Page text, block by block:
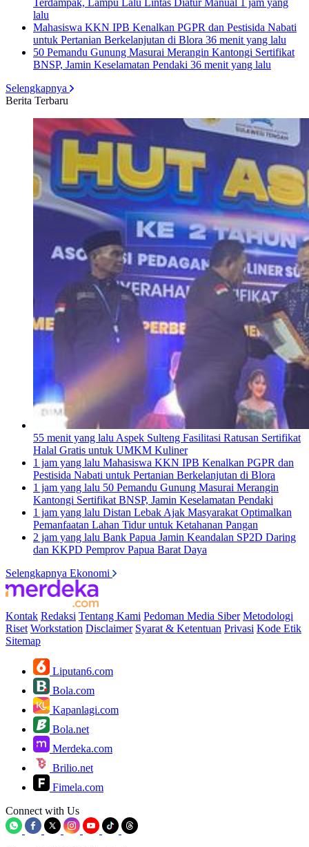
Terdampak, Lampu Lalu Lintas Diatur Manual 1 jam yang
lalu
Mahasiswa KKN IPB Kenalkan PGPR dan Pestisida Nabati
untuk Pertanian Berkelanjutan di Blora 36 menit yang lalu
50 Pemandu Gunung Masurai Merangin Kantongi Sertifikat
BNSP, Jamin Keselamatan Pendaki 36 menit yang lalu
Selengkapnya
Berita Terbaru
55 menit yang laluAspek Sulteng Fasilitasi Ratusan Sertifikat
Halal Gratis untuk UMKM Kuliner
1 jam yang lalu Mahasiswa KKN IPB Kenalkan PGPR dan
Pestisida Nabati untuk Pertanian Berkelanjutan di Blora
1 jam yang lalu 50 Pemandu Gunung Masurai Merangin
Kantongi Sertifikat BNSP, Jamin Keselamatan Pendaki
1 jam yang lalu Distan Lebak Ajak Masyarakat Optimalkan
Pemanfaatan Lahan Tidur untuk Ketahanan Pangan
2 jam yang lalu Bank Papua Jamin Keandalan SP2D Daring
dan KKPD Pemprov Papua Barat Daya
Selengkapnya Ekonomi
Kontak Redaksi Tentang Kami Pedoman Media Siber Metodologi
Riset Workstation Disclaimer Syarat & Ketentuan Privasi Kode Etik
Sitemap
Liputan6.com
Bola.com
Kapanlagi.com
Bola.net
Merdeka.com
Brilio.net
Fimela.com
Connect with Us